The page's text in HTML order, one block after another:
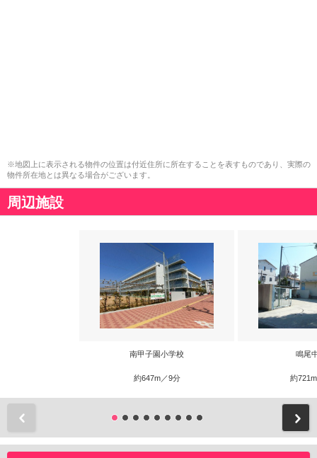
※地図上に表示される物件の位置は付近住所に所在することを表すものであり、実際の
物件所在地とは異なる場合がございます。
周辺施設
南甲子園小学校
約647m／9分
鳴尾
約